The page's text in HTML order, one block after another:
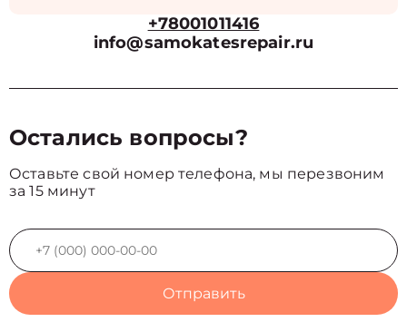
+78001011416
info@samokatesrepair.ru
Остались вопросы?
Оставьте свой номер телефона, мы перезвоним
за 15 минут
Отправить